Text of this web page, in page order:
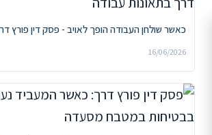
כאשר שולחן העבודה הופך לאויב - פסק דין פורץ
16/06/2026